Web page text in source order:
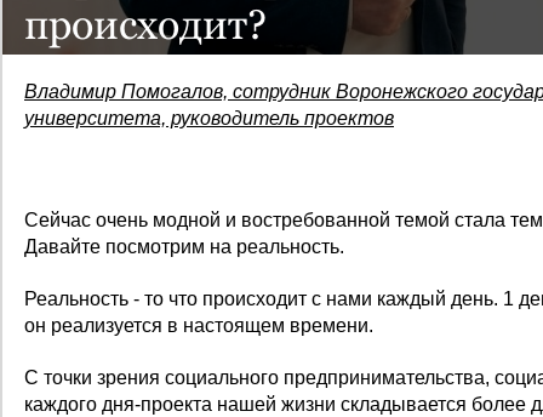
происходит?
Владимир Помогалов, сотрудник Воронежского
университета, руководитель проектов
Сейчас очень модной и востребованной темой стала
Давайте посмотрим на реальность.
Реальность - то что происходит с нами каждый день. 1
он реализуется в настоящем времени.
С точки зрения социального предпринимательства,
каждого дня-проекта нашей жизни складывается более